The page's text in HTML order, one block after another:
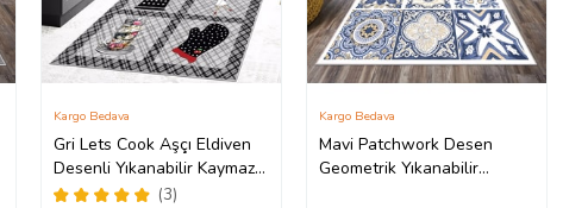
Gri Lets Cook Aşçı Eldiven
Desenli Yıkanabilir Kaymaz
Taban Leke Tutmaz Modern
(3)
Kargo Bedava
Mavi Patchwork Desen
Geometrik Yıkanabilir
Kargo Bedava